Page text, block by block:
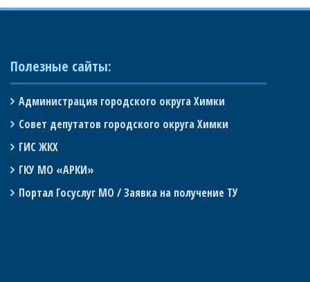
Полезные сайты:
Администрация городского округа Химки
Совет депутатов городского округа Химки
ГИС ЖКХ
ГКУ МО «АРКИ»
Портал Госуслуг МО / Заявка на получение ТУ